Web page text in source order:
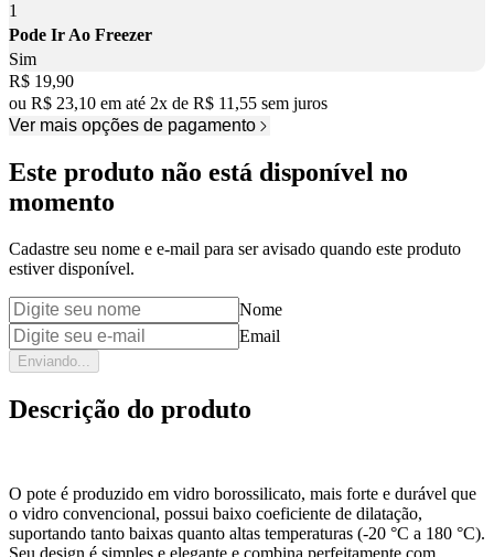
1
Pode Ir Ao Freezer
Sim
Price:
R$ 19,90
ou R$ 23,10 em até 2x de R$ 11,55 sem juros
Ver mais opções de pagamento
Este produto não está disponível no
momento
Cadastre seu nome e e-mail para ser avisado quando este produto
estiver disponível.
Nome
Email
Enviando...
Descrição do produto
O pote é produzido em vidro borossilicato, mais forte e durável que
o vidro convencional, possui baixo coeficiente de dilatação,
suportando tanto baixas quanto altas temperaturas (-20 °C a 180 °C).
Seu design é simples e elegante e combina perfeitamente com